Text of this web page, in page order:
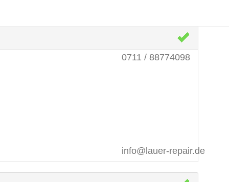
0711 / 88774098
info@lauer-repair.de